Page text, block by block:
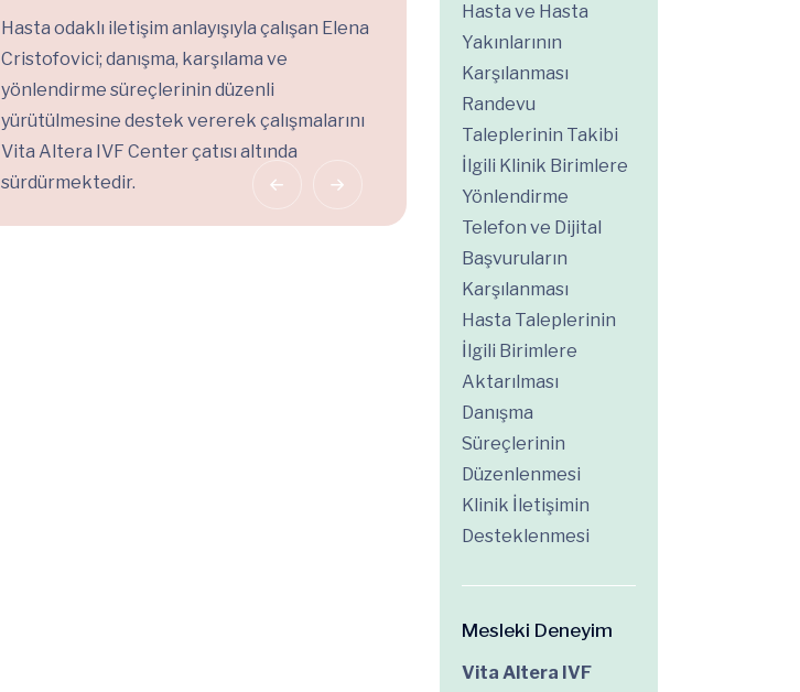
Hasta odaklı iletişim anlayışıyla çalışan Elena
Cristofovici; danışma, karşılama ve
yönlendirme süreçlerinin düzenli
yürütülmesine destek vererek çalışmalarını
Vita Altera IVF Center çatısı altında
sürdürmektedir.
Hasta ve Hasta
Yakınlarının
Karşılanması
Randevu
Taleplerinin Takibi
İlgili Klinik Birimlere
Yönlendirme
Telefon ve Dijital
Başvuruların
Karşılanması
Hasta Taleplerinin
İlgili Birimlere
Aktarılması
Danışma
Süreçlerinin
Düzenlenmesi
Klinik İletişimin
Desteklenmesi
Mesleki Deneyim
Vita Altera IVF